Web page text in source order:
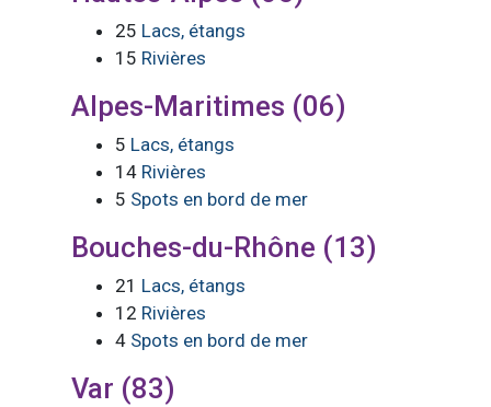
25 Lacs, étangs
15 Rivières
Alpes-Maritimes (06)
5 Lacs, étangs
14 Rivières
5 Spots en bord de mer
Bouches-du-Rhône (13)
21 Lacs, étangs
12 Rivières
4 Spots en bord de mer
Var (83)